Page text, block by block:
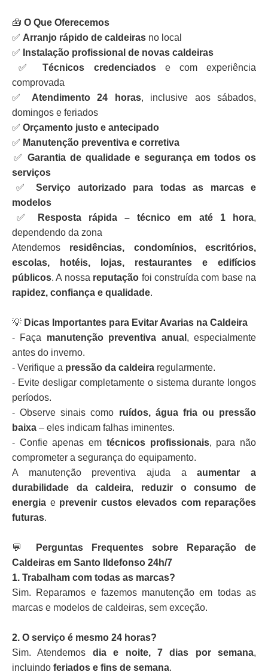
🧰 O Que Oferecemos
✅ Arranjo rápido de caldeiras no local
✅ Instalação profissional de novas caldeiras
✅Técnicos credenciadose com experiência
comprovada
✅ Atendimento 24 horas, inclusive aos sábados,
domingos e feriados
✅ Orçamento justo e antecipado
✅ Manutenção preventiva e corretiva
✅Garantia de qualidade e segurança em todos os
serviços
✅Serviço autorizado para todas as marcas e
modelos
✅
Resposta rápida – técnico em até 1 hora,
dependendo da zona
Atendemos residências, condomínios, escritórios,
escolas, hotéis, lojas, restaurantes e edifícios
públicos. A nossa reputação foi construída com base na
rapidez, confiança e qualidade.
💡 Dicas Importantes para Evitar Avarias na Caldeira
- Faça manutenção preventiva anual , especialmente
antes do inverno.
- Verifique a pressão da caldeira regularmente.
- Evite desligar completamente o sistema durante longos
períodos.
- Observe sinais como ruídos, água fria ou pressão
baixa – eles indicam falhas iminentes.
- Confie apenas em técnicos profissionais, para não
comprometer a segurança do equipamento.
A manutenção preventiva ajuda aaumentar a
durabilidade da caldeira, reduzir o consumo de
energia e prevenir custos elevados com reparações
futuras.
💬
Perguntas Frequentes sobre Reparação de
Caldeiras em Santo Ildefonso 24h/7
1. Trabalham com todas as marcas?
Sim. Reparamos e fazemos manutenção em todas as
marcas e modelos de caldeiras, sem exceção.
2. O serviço é mesmo 24 horas?
Sim. Atendemos dia e noite, 7 dias por semana,
incluindo feriados e fins de semana.